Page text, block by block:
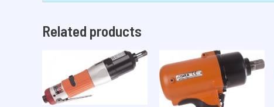
Related products